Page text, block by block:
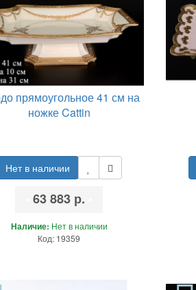
прямоугольное 41 см на
ножке Cattin
Нет в наличии
63 883 р.
Наличие: Нет в наличии
Код: 19359